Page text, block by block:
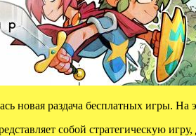
новая раздача бесплатных игры. На
собой стратегическую